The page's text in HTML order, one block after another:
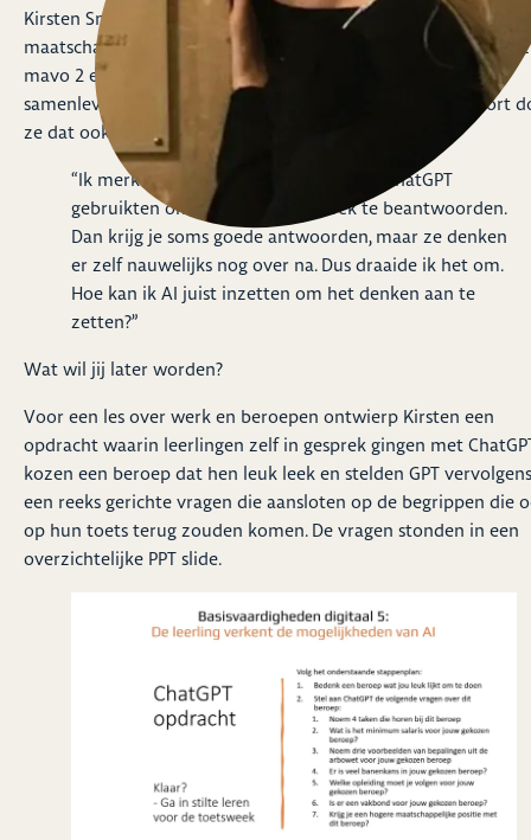
Kirsten Snoek is docent geschiedenis, maatschappijleer en
maatschappijkunde op Portus Juliana. In haar lessen op havo
mavo 2 en 3 onderzoekt ze samen met leerlingen hoe
samenleving, werk en burgerschap samenhangen. Sinds kort
ze dat ook met behulp van AI.
“Ik merkte dat leerlingen steeds vaker ChatGPT
gebruikten om vragen uit het boek te beantwoorden.
Dan krijg je soms goede antwoorden, maar ze denken
er zelf nauwelijks nog over na. Dus draaide ik het om.
Hoe kan ik AI juist inzetten om het denken aan te
zetten?”
Wat wil jij later worden?
Voor een les over werk en beroepen ontwierp Kirsten een
opdracht waarin leerlingen zelf in gesprek gingen met
kozen een beroep dat hen leuk leek en stelden GPT vervolgens
een reeks gerichte vragen die aansloten op de begrippen die
op hun toets terug zouden komen. De vragen stonden in een
overzichtelijke PPT slide.